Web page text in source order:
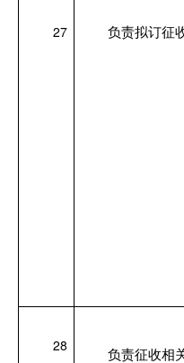
27 负责拟订征
28
负责征收相